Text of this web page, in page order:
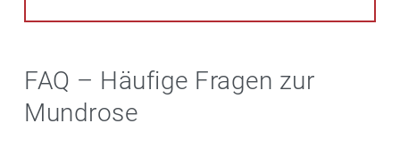
FAQ – Häufige Fragen zur
Mundrose